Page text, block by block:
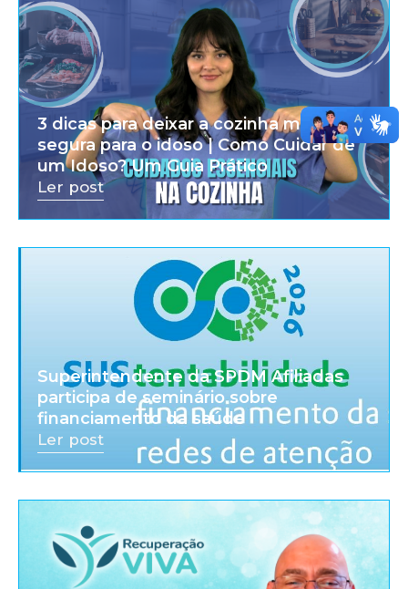
3 dicas para deixar a cozinha mais
segura para o idoso | Como Cuidar de
um Idoso? Um Guia Prático
Ler post
Superintendente da SPDM Afiliadas
participa de seminário sobre
financiamento da saúde
Ler post